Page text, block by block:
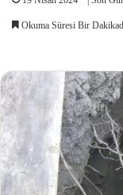
Okuma Süresi Bir